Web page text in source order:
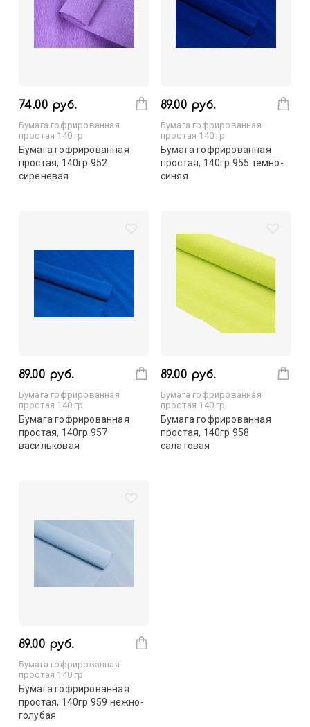
74.00 руб.
Бумага гофрированная
простая 140 гр
Бумага гофрированная
простая, 140гр 952
сиреневая
89.00 руб.
Бумага гофрированная
простая 140 гр
Бумага гофрированная
простая, 140гр 955 темно-
синяя
89.00 руб.
Бумага гофрированная
простая 140 гр
Бумага гофрированная
простая, 140гр 957
васильковая
89.00 руб.
Бумага гофрированная
простая 140 гр
Бумага гофрированная
простая, 140гр 958
салатовая
89.00 руб.
Бумага гофрированная
простая 140 гр
Бумага гофрированная
простая, 140гр 959 нежно-
голубая